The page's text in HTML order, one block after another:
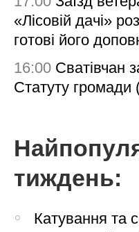
«Лісовій дачі»
готові його
16:00 Сватівчан
Статуту
тиждень:
Катування та